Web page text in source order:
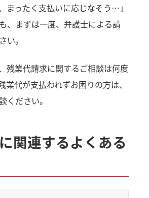
まったく支払いに応じなそう…」
、まずは一度、弁護士による請
い。
残業代請求に関するご相談は何度
業代が支払われずお困りの方は、
ください。
関連するよくある